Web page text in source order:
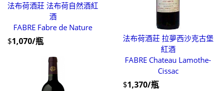
法布荷酒莊 法布荷自然酒紅
酒
FABRE Fabre de Nature
$1,070/瓶
法布荷酒莊 拉夢西沙克古堡
紅酒
FABRE Chateau Lamothe-
Cissac
$1,370/瓶